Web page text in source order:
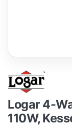
Logar 4-
110W,